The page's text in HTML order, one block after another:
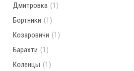
Дмитровка (1)
Бортники (1)
Козаровичи (1)
Барахти (1)
Коленцы (1)